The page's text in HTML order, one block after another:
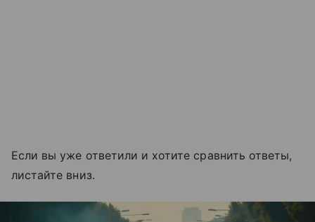
Если вы уже ответили и хотите сравнить ответы,
листайте вниз.